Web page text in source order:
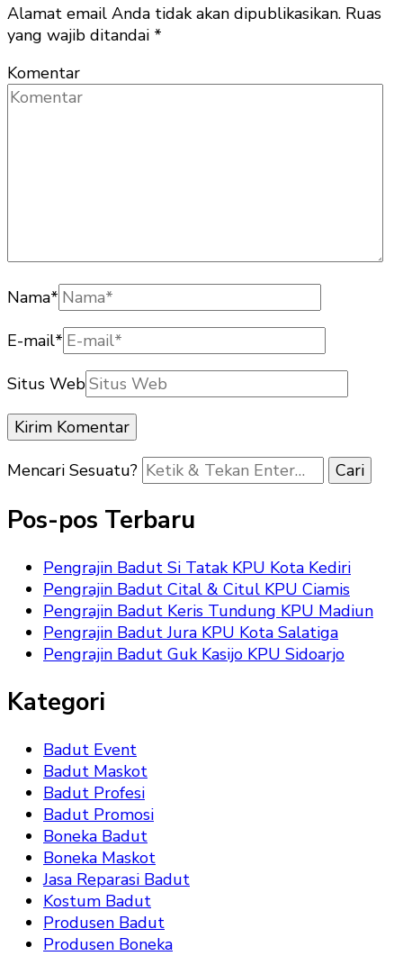
Alamat email Anda tidak akan dipublikasikan. Ruas
yang wajib ditandai *
Komentar
Nama*
E-mail*
Situs Web
Mencari Sesuatu?
Pos-pos Terbaru
Pengrajin Badut Si Tatak KPU Kota Kediri
Pengrajin Badut Cital & Citul KPU Ciamis
Pengrajin Badut Keris Tundung KPU Madiun
Pengrajin Badut Jura KPU Kota Salatiga
Pengrajin Badut Guk Kasijo KPU Sidoarjo
Kategori
Badut Event
Badut Maskot
Badut Profesi
Badut Promosi
Boneka Badut
Boneka Maskot
Jasa Reparasi Badut
Kostum Badut
Produsen Badut
Produsen Boneka